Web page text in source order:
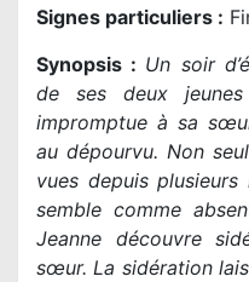
Signes particuliers :
Synopsis : Un soir
de ses deux
impromptue à sa
au dépourvu. Non
vues depuis
semble comme
Jeanne découvre
sœur. La sidération